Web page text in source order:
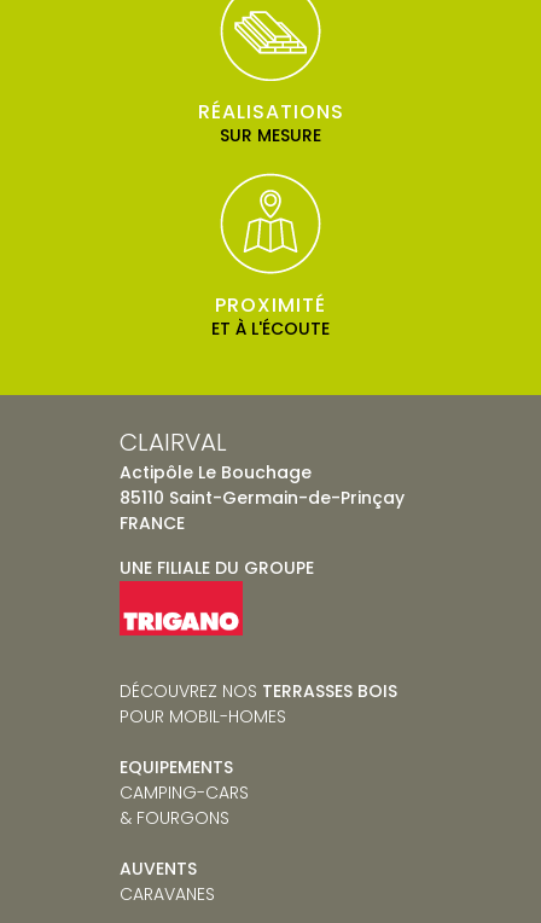
RÉALISATIONS
SUR MESURE
PROXIMITÉ
ET À L'ÉCOUTE
CLAIRVAL
Actipôle Le Bouchage
85110 Saint-Germain-de-Prinçay
FRANCE
UNE FILIALE DU GROUPE
DÉCOUVREZ NOS TERRASSES BOIS
POUR MOBIL-HOMES
EQUIPEMENTS
CAMPING-CARS
& FOURGONS
AUVENTS
CARAVANES